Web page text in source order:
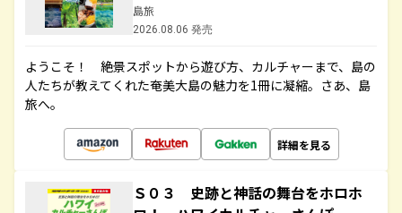
島旅
2026.08.06 発売
ようこそ！ 絶景スポットから遊び方、カルチャーまで、島の
人たちが教えてくれた奄美大島の魅力を1冊に凝縮。さあ、島
旅へ。
詳細を見る
Ｓ０３ 史跡と神話の舞台をホロホ